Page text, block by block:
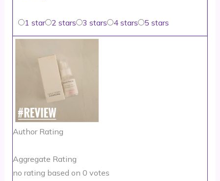
1 star 2 stars 3 stars 4 stars 5 stars
Author Rating
Aggregate Rating
no rating based on 0 votes